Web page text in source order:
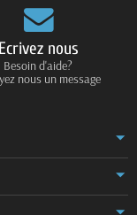
Ecrivez nous
Besoin d'aide?
nous un message